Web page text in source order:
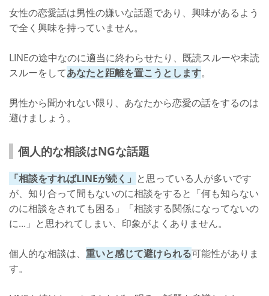
女性の恋愛話は男性の嫌いな話題であり、興味があるよう
で全く興味を持っていません。
LINEの途中なのに適当に終わらせたり、既読スルーや未読
スルーをしてあなたと距離を置こうとします。
男性から聞かれない限り、あなたから恋愛の話をするのは
避けましょう。
個人的な相談はNGな話題
「相談をすればLINEが続く」 と思っている人が多いです
が、知り合って間もないのに相談をすると「何も知らない
のに相談をされても困る」「相談する関係になってないの
に...」と思われてしまい、印象がよくありません。
個人的な相談は、 重いと感じて避けられる可能性がありま
す。